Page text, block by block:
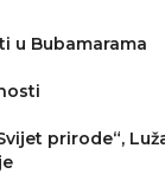
u Bubamarama
prirode“,